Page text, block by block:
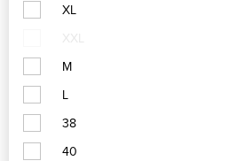
XL
XXL
M
L
38
40